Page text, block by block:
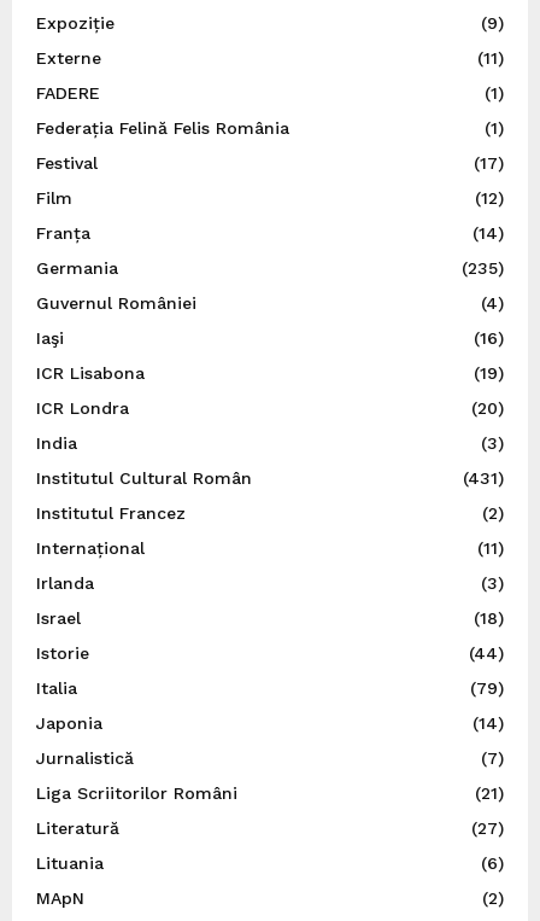
Expoziție
(9)
Externe
(11)
FADERE
(1)
Federația Felină Felis România
(1)
Festival
(17)
Film
(12)
Franța
(14)
Germania
(235)
Guvernul României
(4)
Iaşi
(16)
ICR Lisabona
(19)
ICR Londra
(20)
India
(3)
Institutul Cultural Român
(431)
Institutul Francez
(2)
Internațional
(11)
Irlanda
(3)
Israel
(18)
Istorie
(44)
Italia
(79)
Japonia
(14)
Jurnalistică
(7)
Liga Scriitorilor Români
(21)
Literatură
(27)
Lituania
(6)
MApN
(2)